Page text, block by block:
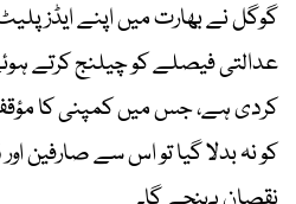
گوگل نے بھارت میں اپنے ایڈز
عدالتی فیصلے کو چیلنج کرتے
کردی ہے، جس میں کمپنی کا
کو نہ بدلا گیا تو اس سے صارفین